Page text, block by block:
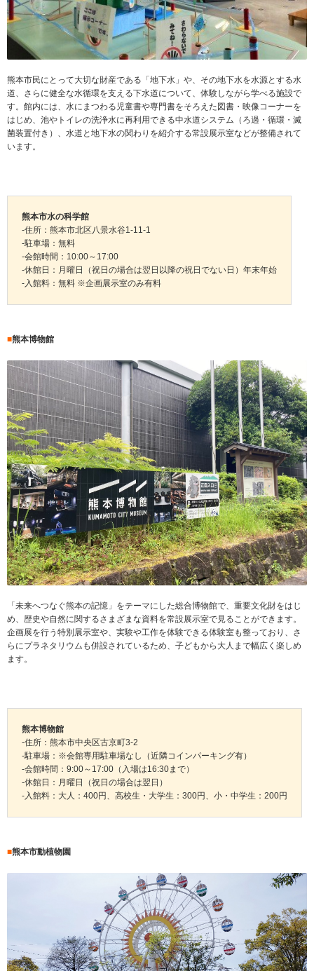
熊本市民にとって大切な財産である「地下水」や、その地下水を水源とする水
道、さらに健全な水循環を支える下水道について、体験しながら学べる施設で
す。館内には、水にまつわる児童書や専門書をそろえた図書・映像コーナーを
はじめ、池やトイレの洗浄水に再利用できる中水道システム（ろ過・循環・滅
菌装置付き）、水道と地下水の関わりを紹介する常設展示室などが整備されて
います。
熊本市水の科学館
-住所：熊本市北区八景水谷1-11-1
-駐車場：無料
-会館時間：10:00～17:00
-休館日：月曜日（祝日の場合は翌日以降の祝日でない日）年末年始
-入館料：無料 ※企画展示室のみ有料
■熊本博物館
「未来へつなぐ熊本の記憶」をテーマにした総合博物館で、重要文化財をはじ
め、歴史や自然に関するさまざまな資料を常設展示室で見ることができます。
企画展を行う特別展示室や、実験や工作を体験できる体験室も整っており、さ
らにプラネタリウムも併設されているため、子どもから大人まで幅広く楽しめ
ます。
熊本博物館
-住所：熊本市中央区古京町3-2
-駐車場：※会館専用駐車場なし（近隣コインパーキング有）
-会館時間：9:00～17:00（入場は16:30まで）
-休館日：月曜日（祝日の場合は翌日）
-入館料：大人：400円、高校生・大学生：300円、小・中学生：200円
■熊本市動植物園